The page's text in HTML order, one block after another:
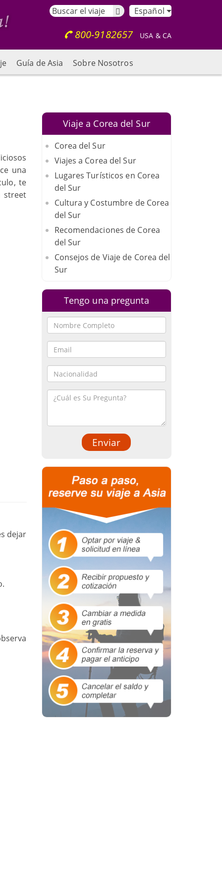
Español
800-9182657 USA & CA
Guía de Asia Sobre Nosotros
una
te
dejar
Viaje a Corea del Sur
Corea del Sur
Viajes a Corea del Sur
Lugares Turísticos en Corea
del Sur
Cultura y Costumbre de Corea
del Sur
Recomendaciones de Corea
del Sur
Consejos de Viaje de Corea del
Sur
Tengo una pregunta
Enviar